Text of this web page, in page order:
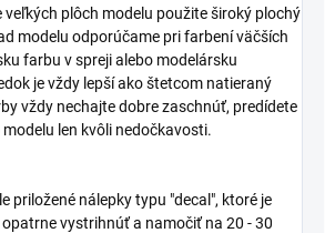
plôch modelu použite široký plochý
modelu odporúčame pri farbení väčších
farbu v spreji alebo modelársku
je vždy lepší ako štetcom natieraný
vždy nechajte dobre zaschnúť, predídete
len kvôli nedočkavosti.
priložené nálepky typu "decal", ktoré je
vystrihnúť a namočiť na 20 - 30